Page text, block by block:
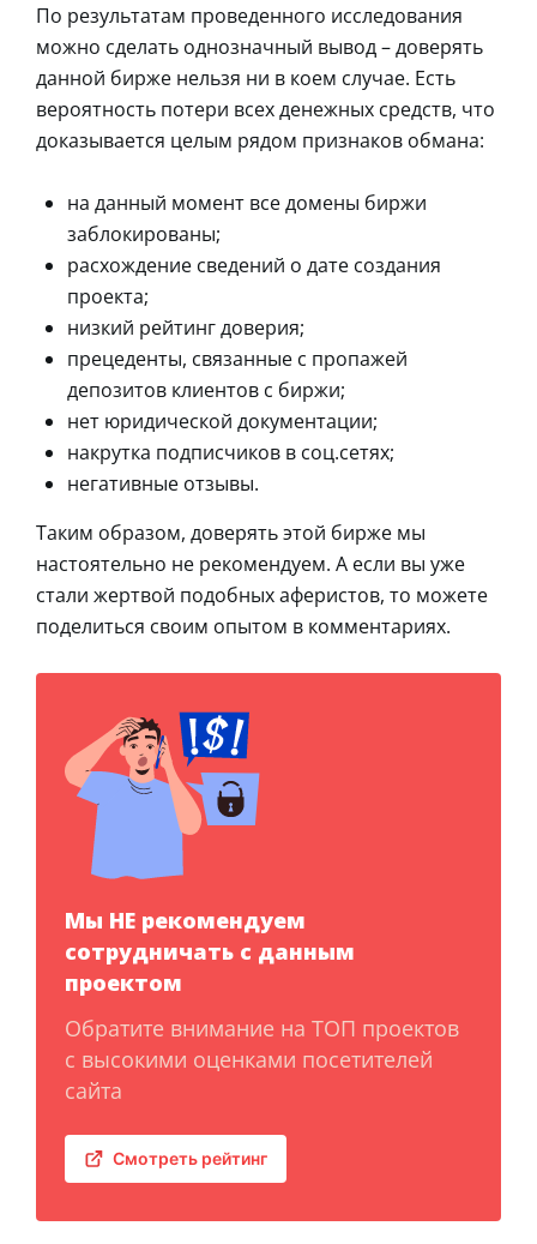
По результатам проведенного исследования
можно сделать однозначный вывод – доверять
данной бирже нельзя ни в коем случае. Есть
вероятность потери всех денежных средств, что
доказывается целым рядом признаков обмана:
на данный момент все домены биржи
заблокированы;
расхождение сведений о дате создания
проекта;
низкий рейтинг доверия;
прецеденты, связанные с пропажей
депозитов клиентов с биржи;
нет юридической документации;
накрутка подписчиков в соц.сетях;
негативные отзывы.
Таким образом, доверять этой бирже мы
настоятельно не рекомендуем. А если вы уже
стали жертвой подобных аферистов, то можете
поделиться своим опытом в комментариях.
Мы НЕ рекомендуем
сотрудничать с данным
проектом
Обратите внимание на ТОП проектов
с высокими оценками посетителей
сайта
Смотреть рейтинг